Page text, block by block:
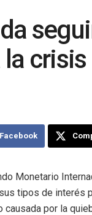
Monetario
tipos de interés
causada por la